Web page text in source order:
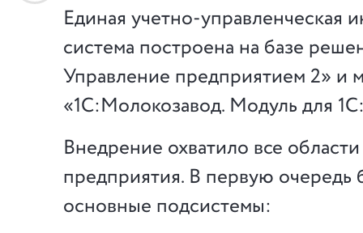
Единая учетно-управленческая
система построена на базе
Управление предприятием 2» и
«1С:Молокозавод. Модуль для
Внедрение охватило все
предприятия. В первую
основные подсистемы: